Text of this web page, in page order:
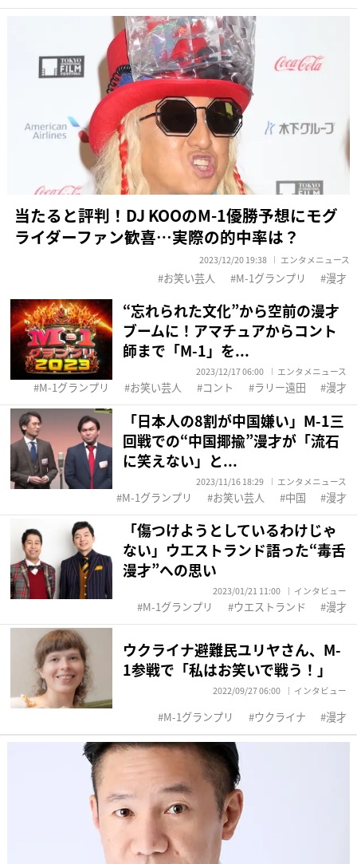
当たると評判！DJ KOOのM-1優勝予想にモグ
ライダーファン歓喜…実際の的中率は？
2023/12/20 19:38 エンタメニュース
お笑い芸人 M-1グランプリ 漫才
“忘れられた文化”から空前の漫才
ブームに！アマチュアからコント
師まで「M-1」を...
2023/12/17 06:00 エンタメニュース
M-1グランプリ お笑い芸人 コント ラリー遠田 漫才
「日本人の8割が中国嫌い」M-1三
回戦での“中国揶揄”漫才が「流石
に笑えない」と...
2023/11/16 18:29 エンタメニュース
M-1グランプリ お笑い芸人 中国 漫才
「傷つけようとしているわけじゃ
ない」ウエストランド語った“毒舌
漫才”への思い
2023/01/21 11:00 インタビュー
M-1グランプリ ウエストランド 漫才
ウクライナ避難民ユリヤさん、M-
1参戦で「私はお笑いで戦う！」
2022/09/27 06:00 インタビュー
M-1グランプリ ウクライナ 漫才